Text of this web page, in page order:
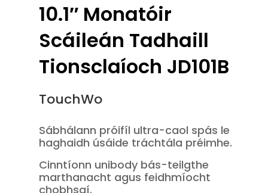
10.1″ Monatóir
Scáileán Tadhaill
Tionsclaíoch JD101B
TouchWo
Sábhálann próifíl ultra-caol spás le
haghaidh úsáide tráchtála préimhe.
Cinntíonn unibody bás-teilgthe
marthanacht agus feidhmíocht
chobhsaí.